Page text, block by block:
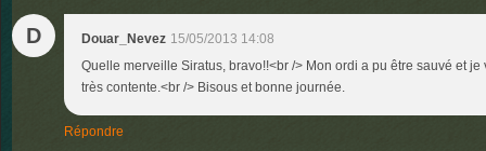
D Douar_Nevez 15/05/2013 14:08
Quelle merveille Siratus, bravo!!<br /> Mon ordi a pu être sauvé et
très contente.<br /> Bisous et bonne journée.
Répondre